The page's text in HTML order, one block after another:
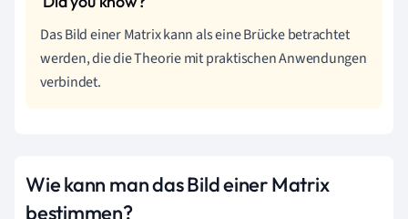
Das Bild einer Matrix kann als eine Brücke betrachtet
werden, die die Theorie mit praktischen Anwendungen
verbindet.
Wie kann man das Bild einer Matrix
bestimmen?